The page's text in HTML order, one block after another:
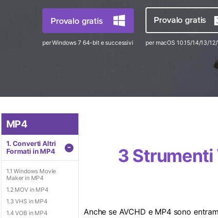
Provalo gratis
per Windows 7 64-bit e successivi
Provalo gratis
per macOS 10.15/14/13/
MP4
1. Converti Altri
Formati in MP4
-
1.1 Windows Movie
Maker in MP4
1.2 MOV in MP4
1.3 VHS in MP4
1.4 VOB in MP4
3 Strumenti
Anche se AVCHD e MP4 sono